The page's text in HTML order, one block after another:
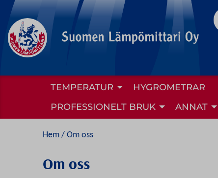
content
TEMPERATUR HYGROMETRAR
PROFESSIONELT BRUK
ANNAT
Hem / Om oss
Om oss